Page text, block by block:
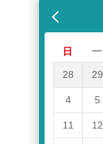
日 一
28 29
4 5
11 12